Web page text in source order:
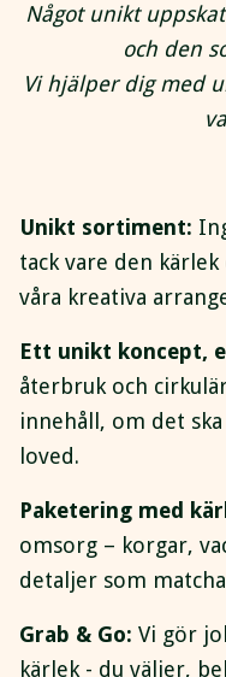
Något unikt
och den
Vi hjälper dig med
Unikt sortiment:
tack vare den
våra kreativa
Ett unikt koncept,
återbruk och
innehåll, om det
loved.
Paketering med
omsorg – korgar,
detaljer som
Grab & Go: Vi gör
kärlek - du väljer,